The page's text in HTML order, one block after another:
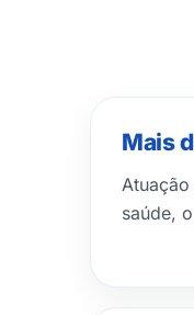
Mais
saúde,